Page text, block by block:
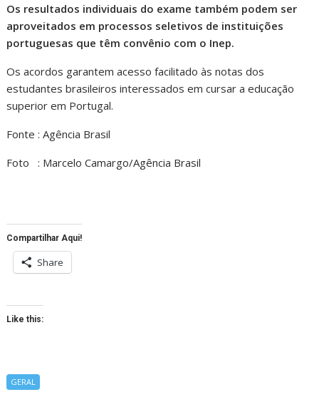
Os resultados individuais do exame também podem ser
aproveitados em processos seletivos de instituições
portuguesas que têm convênio com o Inep.
Os acordos garantem acesso facilitado às notas dos
estudantes brasileiros interessados em cursar a educação
superior em Portugal.
Fonte : Agência Brasil
Foto : Marcelo Camargo/Agência Brasil
Compartilhar Aqui!
Share
Like this:
GERAL